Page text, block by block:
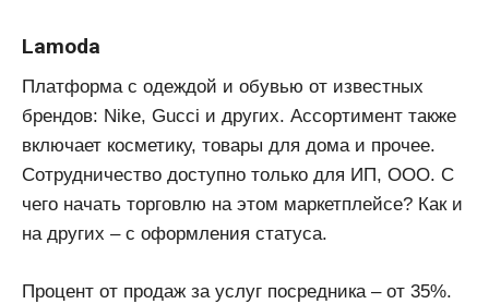
Lamoda
Платформа с одеждой и обувью от известных
брендов: Nike, Gucci и других. Ассортимент также
включает косметику, товары для дома и прочее.
Сотрудничество доступно только для ИП, ООО. С
чего начать торговлю на этом маркетплейсе? Как и
на других – с оформления статуса.
Процент от продаж за услуг посредника – от 35%.